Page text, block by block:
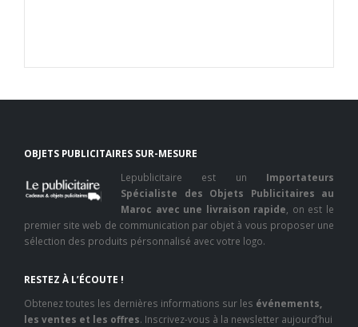
OBJETS PUBLICITAIRES SUR-MESURE
Lepublicitaire est un Importateurs
Spécialiste des Objets Publicitaires au
Maroc avec une livraison rapide , on est le
premier site web de communication par objet à vous proposer une
sélection des produits pérsonnalisé avec votre logo.
RESTEZ À L’ÉCOUTE !
Obtenez toutes les dernières informations sur les événements,
les ventes et les offres. Inscrivez-vous à la newsletter aujourd’hui